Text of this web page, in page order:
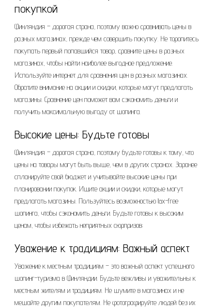
покупкой
Финляндия – дорогая страна, поэтому важно сравнивать цены в
разных магазинах, прежде чем совершить покупку. Не торопитесь
покупать первый попавшийся товар, сравните цены в разных
магазинах, чтобы найти наиболее выгодное предложение.
Используйте интернет для сравнения цен в разных магазинах.
Обратите внимание на акции и скидки, которые могут предлагать
магазины. Сравнение цен поможет вам сэкономить деньги и
получить максимальную выгоду от шопинга.
Высокие цены: Будьте готовы
Финляндия – дорогая страна, поэтому будьте готовы к тому, что
цены на товары могут быть выше, чем в других странах. Заранее
спланируйте свой бюджет и учитывайте высокие цены при
планировании покупок. Ищите акции и скидки, которые могут
предлагать магазины. Пользуйтесь возможностью tax-free
шопинга, чтобы сэкономить деньги. Будьте готовы к высоким
ценам, чтобы избежать неприятных сюрпризов;
Уважение к традициям: Важный аспект
Уважение к местным традициям – это важный аспект успешного
шопинг-туризма в Финляндии. Будьте вежливы и уважительны к
местным жителям и традициям. Не шумите в магазинах и не
мешайте другим покупателям. Не фотографируйте людей без их